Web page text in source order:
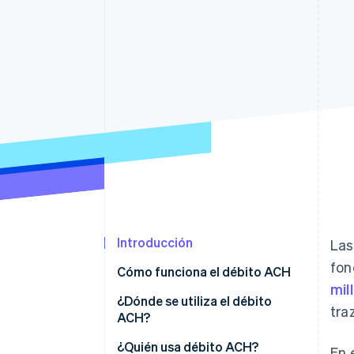
Introducción
Cómo funciona el débito ACH
1. Se inicia la transacción y se
envía el pago
2. La transacción se agrupa en
¿Dónde se utiliza el débito
ACH?
¿Quién usa débito ACH?